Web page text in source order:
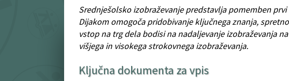
Srednješolsko izobraževanje predstavlja pomemben
Dijakom omogoča pridobivanje ključnega znanja,
vstop na trg dela bodisi na nadaljevanje izobraževanja
višjega in visokega strokovnega izobraževanja.
Ključna dokumenta za vpis